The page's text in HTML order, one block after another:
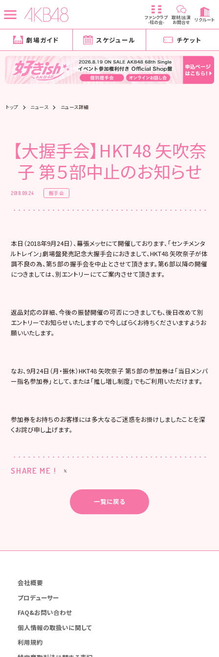
ファンクラブ
-柱の会-
取材/出演
お問合せ リクルート
劇場ガイド スケジュール チケット
トップ ニュース ニュース詳細
【大握手会】HKT48 矢吹奈
子 第５部中止のお知らせ
2018.09.24 握手会
本日（2018年9月24日）、幕張メッセにて開催しております、「センチメンタ
ルトレイン」劇場盤発売記念大握手会におきまして、HKT48 矢吹奈子が体
調不良の為、第５部の握手会を中止とさせて頂きます。第６部以降の開催
につきましては、別エントリーにてご案内させて頂きます。
返品対応の詳細、今後の振替開催の可否につきましても、後日改めて別
エントリーでお知らせいたしますので今しばらくお待ちくださいますようお
願いいたします。
なお、9月24日（月・振休）HKT48 矢吹奈子 第５部の参加券は「当日メンバ
ー指名参加券」として、または「推し増し制度」でもご利用いただけます。
参加券をお持ちのお客様には多大なるご迷惑をお掛けしましたことを深
くお詫び申し上げます。
SHARE ME !
一覧に戻る
会社概要
プロデューサー
FAQ&お問い合わせ
個人情報の取扱いに関して
利用規約